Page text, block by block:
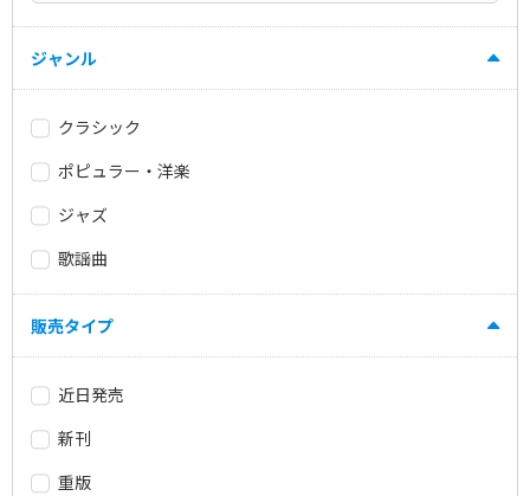
ジャンル
クラシック
ポピュラー・洋楽
ジャズ
歌謡曲
販売タイプ
近日発売
新刊
重版